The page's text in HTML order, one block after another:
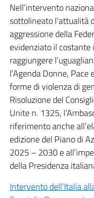
Nell’intervento
sottolineato l’attualità
aggressione della
evidenziato il costante
raggiungere
l’Agenda Donne,
forme di violenza di
Risoluzione del
Unite n. 1325,
riferimento anche
edizione del Piano di
2025 – 2030 e
della Presidenza
Intervento dell’Italia